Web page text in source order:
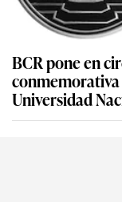
BCR pone en
conmemorativa
Universidad